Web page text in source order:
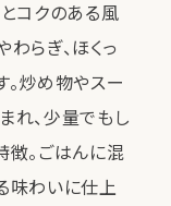
コクのある風
らぎ、ほくっ
炒め物やスー
れ、少量でもし
。ごはんに混
味わいに仕上